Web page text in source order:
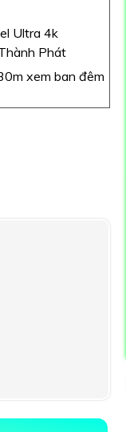
Ultra 4k
Phát
xem ban đêm